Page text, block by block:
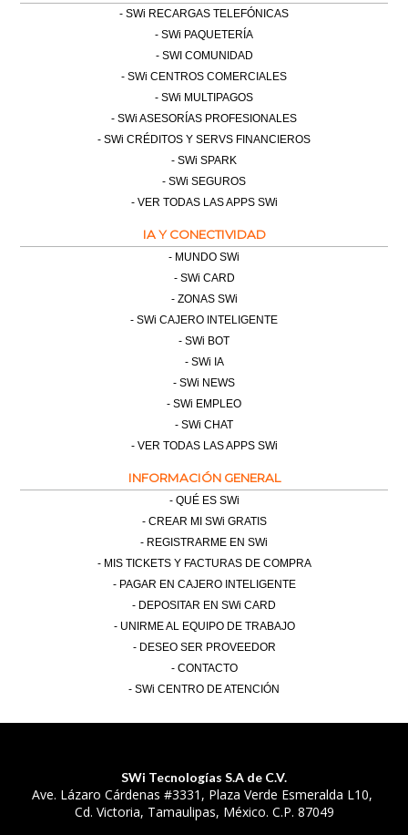
SWi RECARGAS TELEFÓNICAS
SWi PAQUETERÍA
SWI COMUNIDAD
SWi CENTROS COMERCIALES
SWi MULTIPAGOS
SWi ASESORÍAS PROFESIONALES
SWi CRÉDITOS Y SERVS FINANCIEROS
SWi SPARK
SWi SEGUROS
VER TODAS LAS APPS SWi
IA Y CONECTIVIDAD
MUNDO SWi
SWi CARD
ZONAS SWi
SWi CAJERO INTELIGENTE
SWi BOT
SWi IA
SWi NEWS
SWi EMPLEO
SWi CHAT
VER TODAS LAS APPS SWi
INFORMACIÓN GENERAL
QUÉ ES SWi
CREAR MI SWi GRATIS
REGISTRARME EN SWi
MIS TICKETS Y FACTURAS DE COMPRA
PAGAR EN CAJERO INTELIGENTE
DEPOSITAR EN SWi CARD
UNIRME AL EQUIPO DE TRABAJO
DESEO SER PROVEEDOR
CONTACTO
SWi CENTRO DE ATENCIÓN
SWi Tecnologías S.A de C.V.
Ave. Lázaro Cárdenas #3331, Plaza Verde Esmeralda L10,
Cd. Victoria, Tamaulipas, México. C.P. 87049